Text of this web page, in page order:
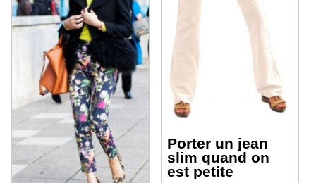
Porter un jean
slim quand on
est petite